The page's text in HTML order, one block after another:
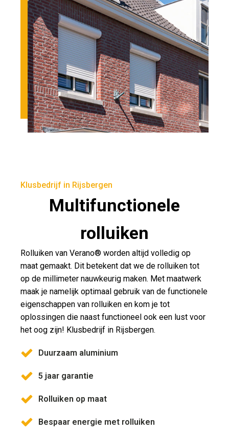
Klusbedrijf in Rijsbergen
Multifunctionele
rolluiken
Rolluiken van Verano® worden altijd volledig op
maat gemaakt. Dit betekent dat we de rolluiken tot
op de millimeter nauwkeurig maken. Met maatwerk
maak je namelijk optimaal gebruik van de functionele
eigenschappen van rolluiken en kom je tot
oplossingen die naast functioneel ook een lust voor
het oog zijn! Klusbedrijf in Rijsbergen.
Duurzaam aluminium
5 jaar garantie
Rolluiken op maat
Bespaar energie met rolluiken